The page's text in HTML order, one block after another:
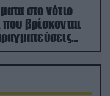
στο νότιο
βρίσκονται